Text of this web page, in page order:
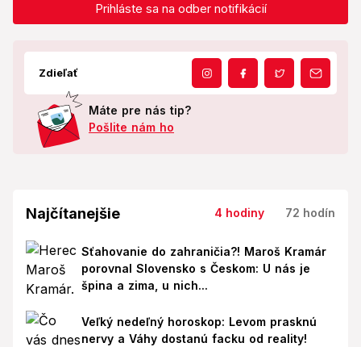
Prihláste sa na odber notifikácií
Zdieľať
Máte pre nás tip?
Pošlite nám ho
Najčítanejšie 4 hodiny 72 hodín
Sťahovanie do zahraničia?! Maroš Kramár
porovnal Slovensko s Českom: U nás je
špina a zima, u nich...
Veľký nedeľný horoskop: Levom prasknú
nervy a Váhy dostanú facku od reality!